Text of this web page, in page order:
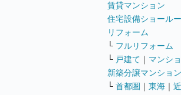
賃貸マンション
住宅設備ショール
リフォーム
└ フルリフォーム
└ 戸建て ｜ マンシ
新築分譲マンション
└ 首都圏 ｜ 東海 ｜